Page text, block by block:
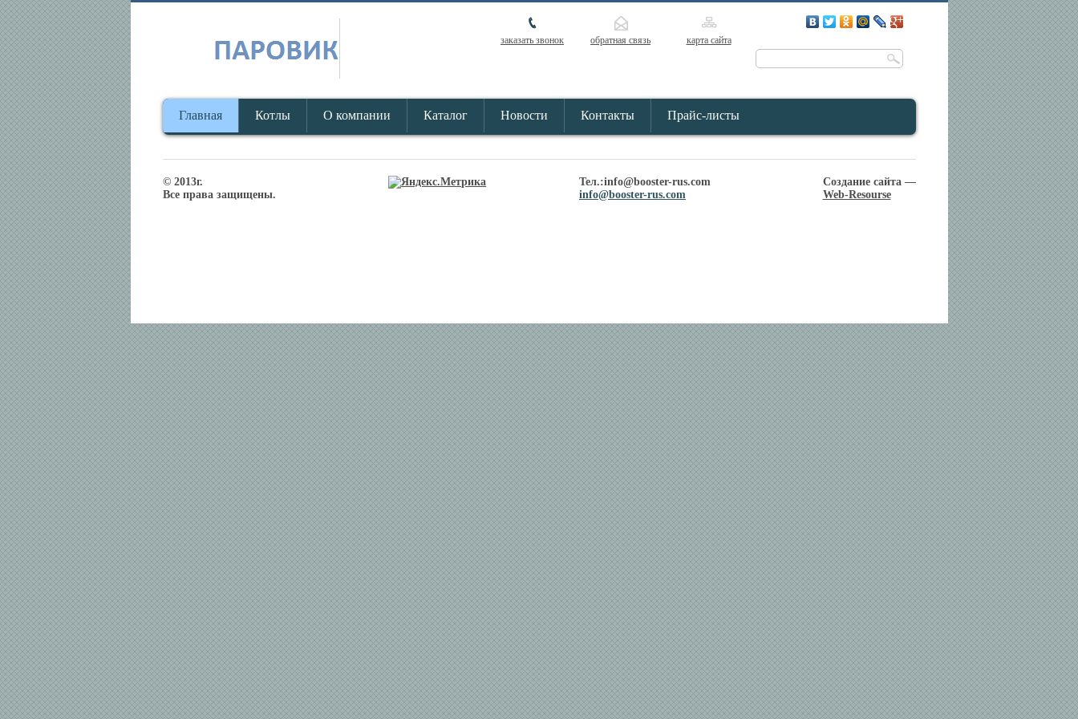
заказать звонок обратная связь карта сайта
Главная Котлы О компании Каталог Новости Контакты Прайс-листы
© 2013г.
Все права защищены.
Тел.:info@booster-rus.com
info@booster-rus.com
Создание сайта —
Web-Resourse